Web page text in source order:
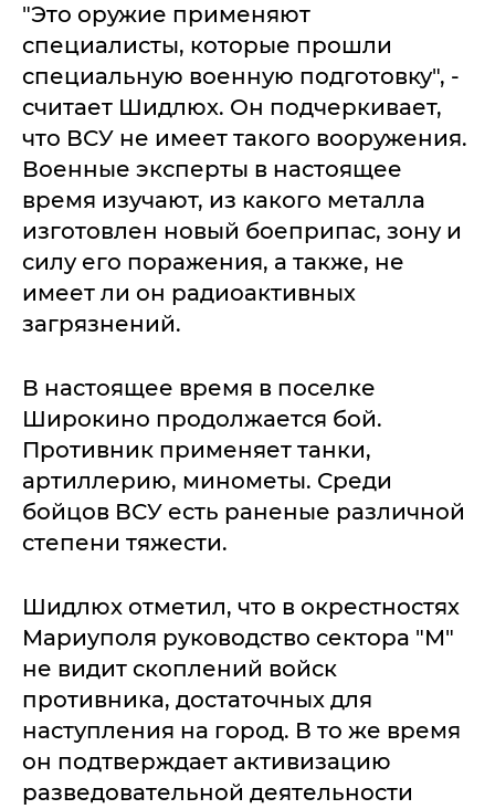
"Это оружие применяют
специалисты, которые прошли
специальную военную подготовку", -
считает Шидлюх. Он подчеркивает,
что ВСУ не имеет такого вооружения.
Военные эксперты в настоящее
время изучают, из какого металла
изготовлен новый боеприпас, зону и
силу его поражения, а также, не
имеет ли он радиоактивных
загрязнений.
В настоящее время в поселке
Широкино продолжается бой.
Противник применяет танки,
артиллерию, минометы. Среди
бойцов ВСУ есть раненые различной
степени тяжести.
Шидлюх отметил, что в окрестностях
Мариуполя руководство сектора "М"
не видит скоплений войск
противника, достаточных для
наступления на город. В то же время
он подтверждает активизацию
разведовательной деятельности